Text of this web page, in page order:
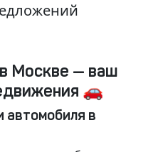
Москве — ваш
🚗
автомобиля в